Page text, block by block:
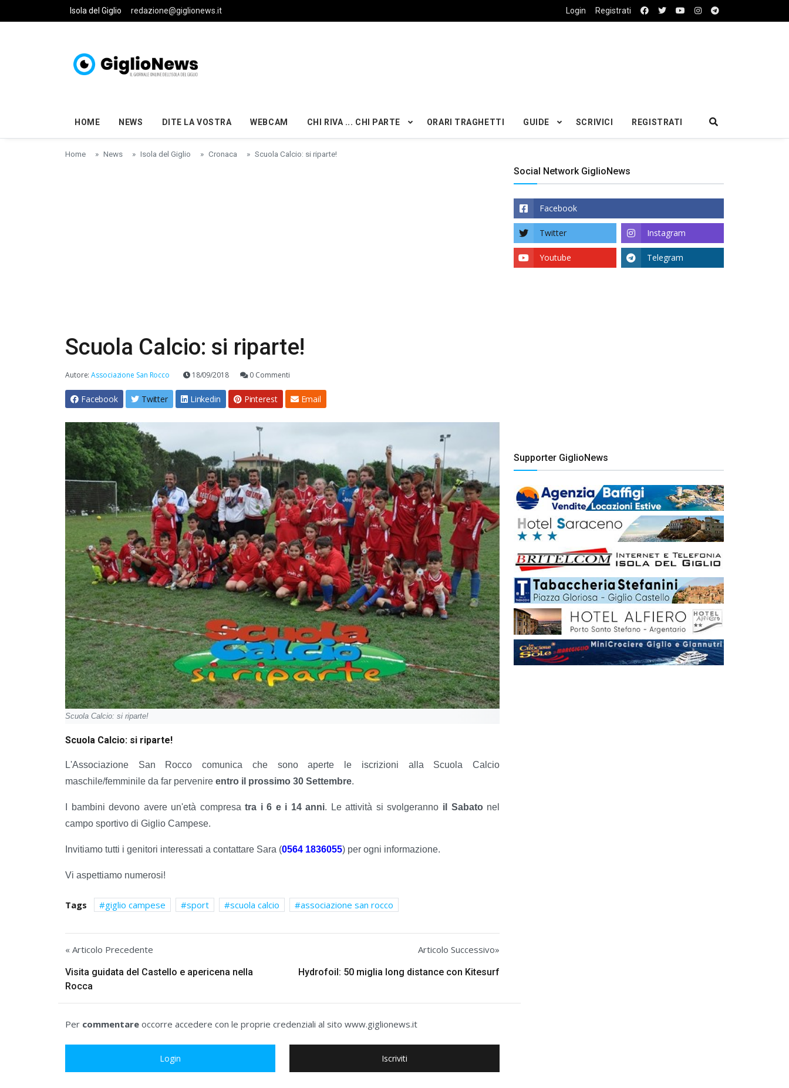
Skip to main content
Isola del Giglio redazione@giglionews.it Login Registrati
HOME NEWS DITE LA VOSTRA WEBCAM CHI RIVA ... CHI PARTE ORARI TRAGHETTI GUIDE SCRIVICI REGISTRATI
Home News Isola del Giglio Cronaca Scuola Calcio: si riparte!
Scuola Calcio: si riparte!
Autore:Associazione San Rocco 18/09/2018 0 Commenti
Facebook Twitter Linkedin Pinterest Email
Scuola Calcio: si riparte!
Scuola Calcio: si riparte!
L'Associazione San Rocco comunica che sono aperte le iscrizioni alla Scuola Calcio
maschile/femminile da far pervenire entro il prossimo 30 Settembre.
I bambini devono avere un'età compresatra i 6 e i 14 anni. Le attività si svolgeranno il Sabatonel
campo sportivo di Giglio Campese.
Invitiamo tutti i genitori interessati a contattare Sara (0564 1836055) per ogni informazione.
Vi aspettiamo numerosi!
Tags giglio campese sport scuola calcio associazione san rocco
« Articolo Precedente
Visita guidata del Castello e apericena nella
Rocca
Articolo Successivo»
Hydrofoil: 50 miglia long distance con Kitesurf
Per commentare occorre accedere con le proprie credenziali al sito www.giglionews.it
Login Iscriviti
Social Network GiglioNews
Facebook
Twitter Instagram
Youtube Telegram
Supporter GiglioNews